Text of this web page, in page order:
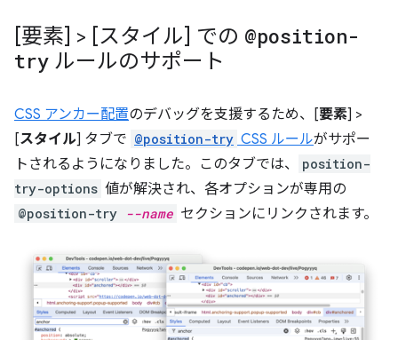
[要素] > [スタイル] での @position-
try ルールのサポート
CSS アンカー配置のデバッグを支援するため、[要素] >
[スタイル] タブで @position-try CSS ルールがサポー
トされるようになりました。このタブでは、
position-
try-options 値が解決され、各オプションが専用の
@position-try --name セクションにリンクされます。